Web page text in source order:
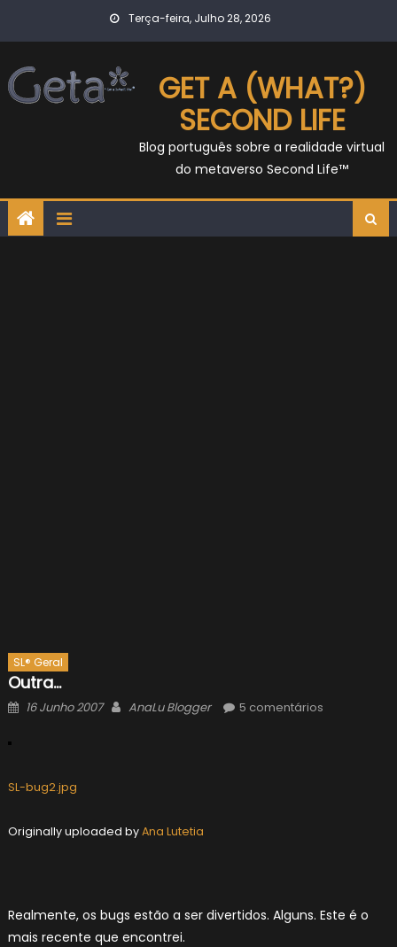
Terça-feira, Julho 28, 2026
GET A (WHAT?)
SECOND LIFE
Blog português sobre a realidade virtual
do metaverso Second Life™
SL® Geral
Outra…
Posted
16 Junho 2007 Author
AnaLu Blogger 5 comentários
SL-bug2.jpg
Originally uploaded byAna Lutetia
Realmente, os bugs estão a ser divertidos. Alguns. Este é o
mais recente que encontrei.